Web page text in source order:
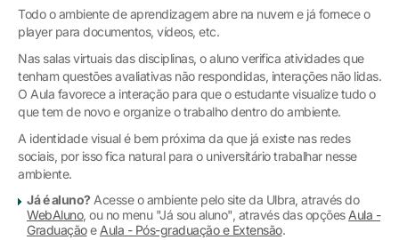
Sobre a ULBRA
Todo o ambiente de aprendizagem abre na nuvem e já fornece o
player para documentos, vídeos, etc.
Nas salas virtuais das disciplinas, o aluno verifica atividades que
tenham questões avaliativas não respondidas, interações não lidas.
O Aula favorece a interação para que o estudante visualize tudo o
que tem de novo e organize o trabalho dentro do ambiente.
A identidade visual é bem próxima da que já existe nas redes
sociais, por isso fica natural para o universitário trabalhar nesse
ambiente.
Já é aluno? Acesse o ambiente pelo site da Ulbra, através do
WebAluno, ou no menu "Já sou aluno", através das opções Aula -
Graduaçãoe Aula - Pós-graduação e Extensão.